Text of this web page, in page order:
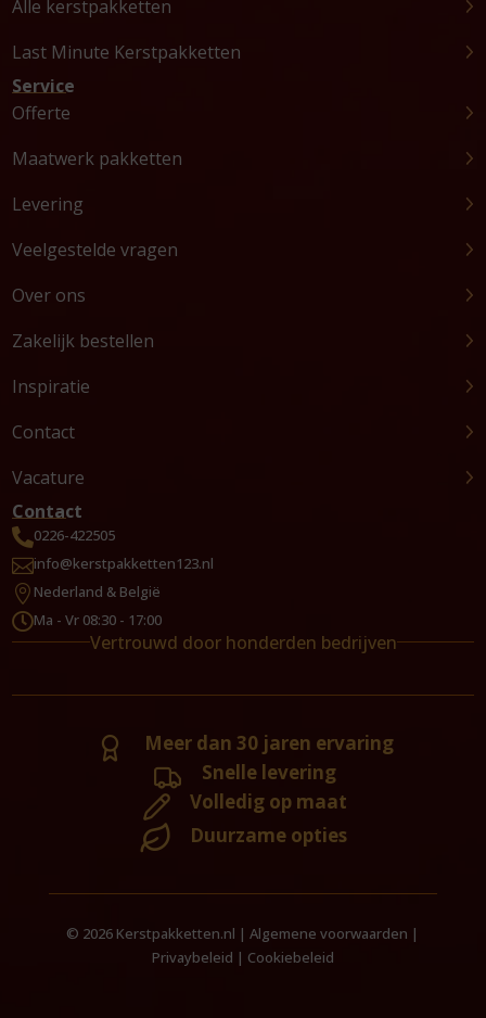
Alle kerstpakketten
Last Minute Kerstpakketten
Service
Offerte
Maatwerk pakketten
Levering
Veelgestelde vragen
Over ons
Zakelijk bestellen
Inspiratie
Contact
Vacature
Contact
0226-422505
info@kerstpakketten123.nl
 Nederland & België
Ma - Vr 08:30 - 17:00
Vertrouwd door honderden bedrijven
Meer dan 30 jaren ervaring
Snelle levering
Volledig op maat
Duurzame opties
© 2026 Kerstpakketten.nl |Algemene voorwaarden |
Privaybeleid | Cookiebeleid